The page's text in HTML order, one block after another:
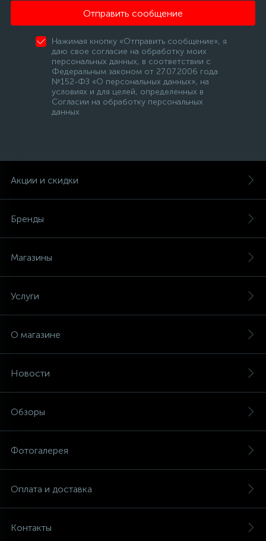
Отправить сообщение
Нажимая кнопку «Отправить сообщение», я
даю свое согласие на обработку моих
персональных данных, в соответствии с
Федеральным законом от 27.07.2006 года
№152-ФЗ «О персональных данных», на
условиях и для целей, определенных в
Согласии на обработку персональных
данных
Акции и скидки
Бренды
Магазины
Услуги
О магазине
Новости
Обзоры
Фотогалерея
Оплата и доставка
Контакты